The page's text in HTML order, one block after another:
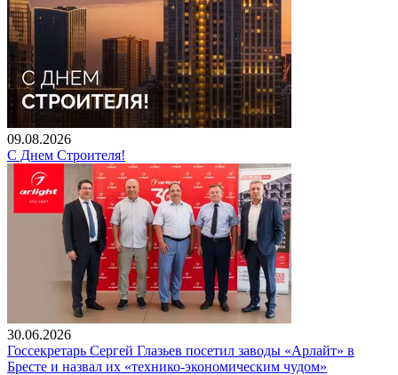
09.08.2026
С Днем Строителя!
30.06.2026
Госсекретарь Сергей Глазьев посетил заводы «Арлайт» в
Бресте и назвал их «технико-экономическим чудом»